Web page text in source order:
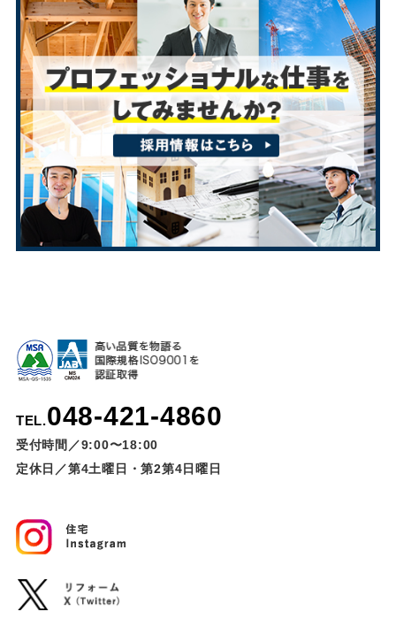
TEL.048-421-4860
受付時間／9:00〜18:00
定休日／第4土曜日・第2第4日曜日